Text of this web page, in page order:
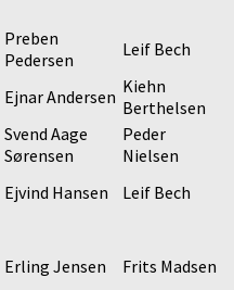
Preben
Pedersen
Leif Bech
Ejnar Andersen Kiehn
Berthelsen
Svend Aage
Sørensen
Peder
Nielsen
Ejvind Hansen
Leif Bech
Erling Jensen
Frits Madsen